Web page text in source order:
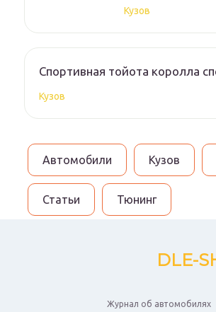
Кузов
Спортивная тойота королла
Кузов
Автомобили Кузов
Статьи Тюнинг
DLE-
Журнал об автомобилях